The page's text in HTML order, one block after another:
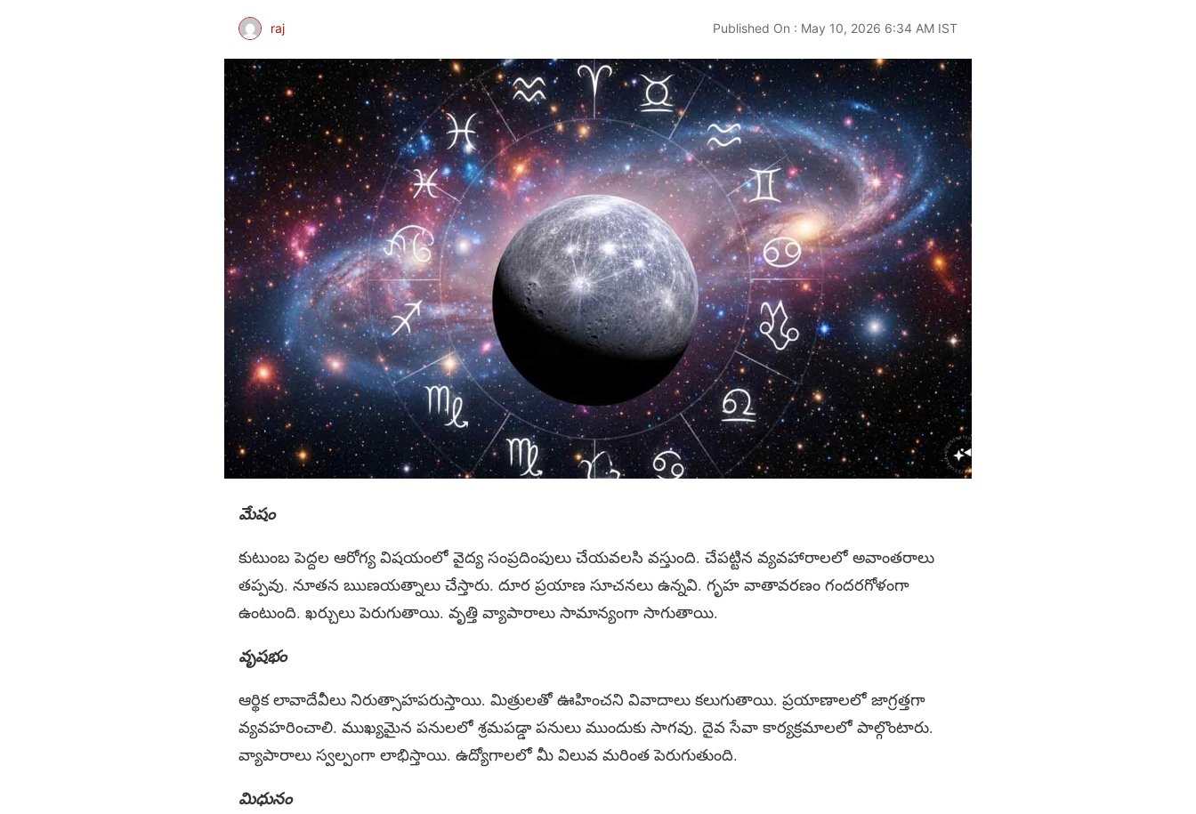
raj Published On : May 10, 2026 6:34 AM IST
మేషం
కుటుంబ పెద్దల ఆరోగ్య విషయంలో వైద్య సంప్రదింపులు చేయవలసి వస్తుంది. చేపట్టిన వ్యవహారాలలో అవాంతరాలు
తప్పవు. నూతన ఋణయత్నాలు చేస్తారు. దూర ప్రయాణ సూచనలు ఉన్నవి. గృహ వాతావరణం గందరగోళంగా
ఉంటుంది. ఖర్చులు పెరుగుతాయి. వృత్తి వ్యాపారాలు సామాన్యంగా సాగుతాయి.
వృషభం
ఆర్థిక లావాదేవీలు నిరుత్సాహపరుస్తాయి. మిత్రులతో ఊహించని వివాదాలు కలుగుతాయి. ప్రయాణాలలో జాగ్రత్తగా
వ్యవహరించాలి. ముఖ్యమైన పనులలో శ్రమపడ్డా పనులు ముందుకు సాగవు. దైవ సేవా కార్యక్రమాలలో పాల్గొంటారు.
వ్యాపారాలు స్వల్పంగా లాభిస్తాయి. ఉద్యోగాలలో మీ విలువ మరింత పెరుగుతుంది.
మిధునం